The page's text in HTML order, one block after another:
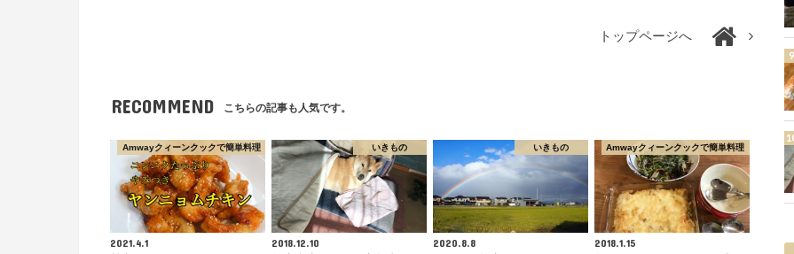
トップページへ
RECOMMEND こちらの記事も人気です。
Amwayクィーンクックで簡単料理
2021.4.1
いきもの
2018.12.10
いきもの
2020.8.8
Amwayクィーンクックで簡単料理
2018.1.15